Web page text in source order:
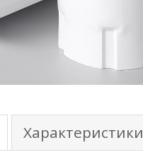
Характеристики